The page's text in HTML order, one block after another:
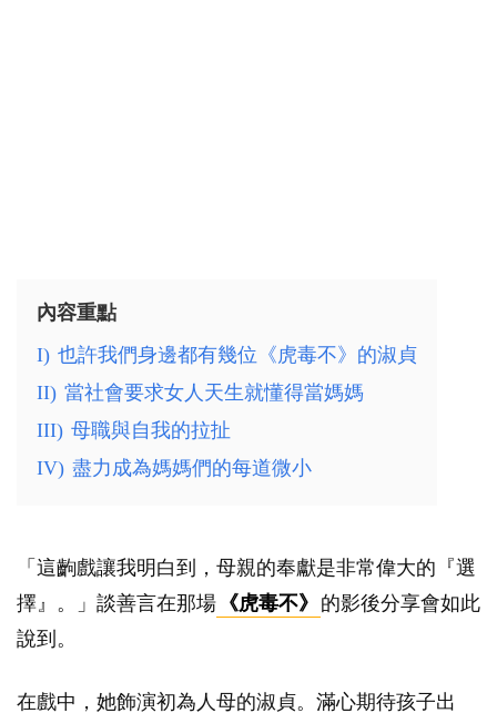
內容重點
I) 也許我們身邊都有幾位《虎毒不》的淑貞
II) 當社會要求女人天生就懂得當媽媽
III) 母職與自我的拉扯
IV) 盡力成為媽媽們的每道微小
「這齣戲讓我明白到，母親的奉獻是非常偉大的『選
擇』。」談善言在那場 《虎毒不》 的影後分享會如此
說到。
在戲中，她飾演初為人母的淑貞。滿心期待孩子出